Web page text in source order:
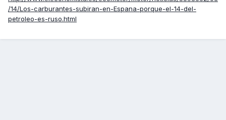
/14/Los-carburantes-subiran-en-Espana-porque-el-14-del-
petroleo-es-ruso.html